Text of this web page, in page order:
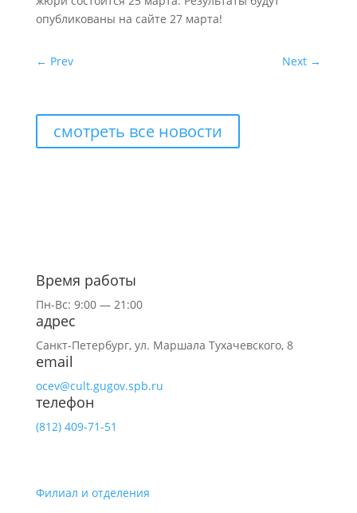
опубликованы на сайте 27 марта!
← Prev Next →
смотреть все новости
Время работы
Пн-Вс: 9:00 — 21:00
адрес
Санкт-Петербург, ул. Маршала Тухачевского, 8
email
ocev@cult.gugov.spb.ru
телефон
(812) 409-71-51
Филиал и отделения